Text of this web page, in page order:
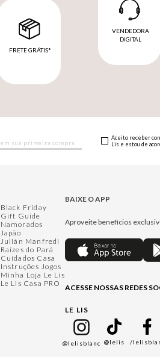
FRETE GRÁTIS*
VENDEDORA
DIGITAL
Aceito receber
Lis e estou de
Black Friday
Gift Guide
Namorados
Japão
Julián Manfredi
Raízes do Pará
Cuidados Casa
Instruções Jogos
Minha Loja Le Lis
Le Lis Casa PRO
BAIXE O APP
Aproveite benefícios
ACESSE NOSSAS REDES
LE LIS
@lelisblanc @lelis /